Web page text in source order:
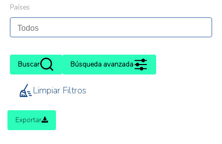
Países
Buscar Búsqueda avanzada
Limpiar Filtros
Exportar